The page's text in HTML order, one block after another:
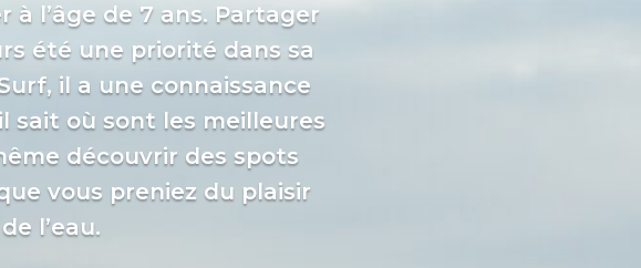
à l’âge de 7 ans. Partager
été une priorité dans sa
il a une connaissance
sait où sont les meilleures
découvrir des spots
vous preniez du plaisir
l’eau.